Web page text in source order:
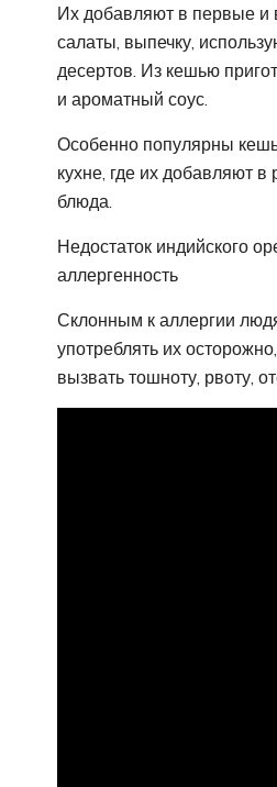
Их добавляют в первые и
салаты, выпечку,
десертов. Из кешью
и ароматный соус.
Особенно популярны
кухне, где их добавляют
блюда.
Недостаток индийского
аллергенность
Склонным к аллергии
употреблять их
вызвать тошноту, рвоту,